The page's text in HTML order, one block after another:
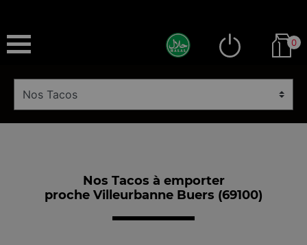
0
Nos Tacos à emporter
proche Villeurbanne Buers (69100)